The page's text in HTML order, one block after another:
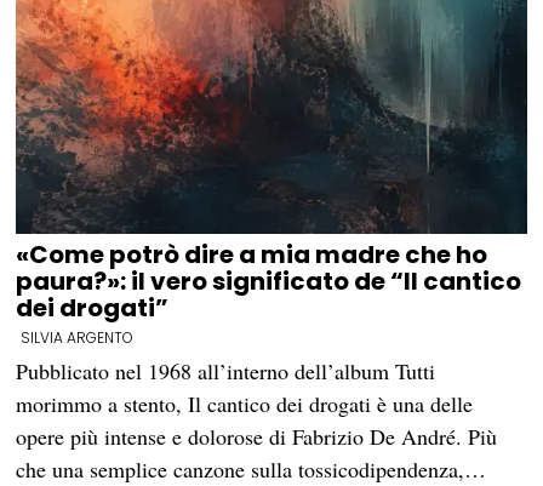
«Come potrò dire a mia madre che ho
paura?»: il vero significato de “Il cantico
dei drogati”
SILVIA ARGENTO
Pubblicato nel 1968 all’interno dell’album Tutti
morimmo a stento, Il cantico dei drogati è una delle
opere più intense e dolorose di Fabrizio De André. Più
che una semplice canzone sulla tossicodipendenza,…